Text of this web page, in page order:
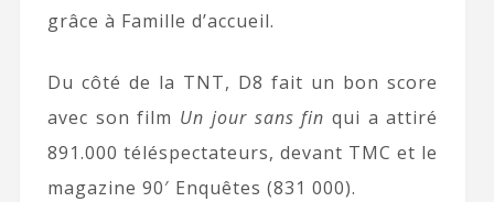
grâce à Famille d’accueil.
Du côté de la TNT, D8 fait un bon score
avec son film Un jour sans fin qui a attiré
891.000 téléspectateurs, devant TMC et le
magazine 90′ Enquêtes (831 000).